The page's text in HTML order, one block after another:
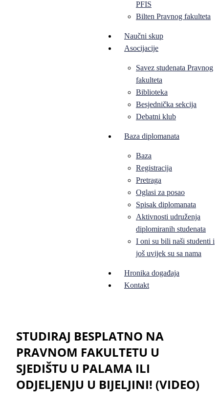
PFIS
Bilten Pravnog fakulteta
Naučni skup
Asocijacije
Savez studenata Pravnog
fakulteta
Biblioteka
Besjednička sekcija
Debatni klub
Baza diplomanata
Baza
Registracija
Pretraga
Oglasi za posao
Spisak diplomanata
Aktivnosti udruženja
diplomiranih studenata
I oni su bili naši studenti i
još uvijek su sa nama
Hronika događaja
Kontakt
STUDIRAJ BESPLATNO NA
PRAVNOM FAKULTETU U
SJEDIŠTU U PALAMA ILI
ODJELJENJU U BIJELJINI! (VIDEO)